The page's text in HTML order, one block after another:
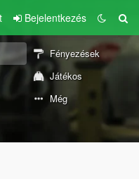
Bejelentkezés
Fényezések
Játékos
Még